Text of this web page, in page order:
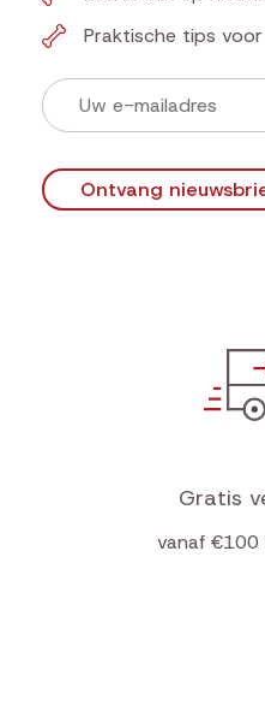
Praktische tips
Ontvang
Gratis
vanaf €100